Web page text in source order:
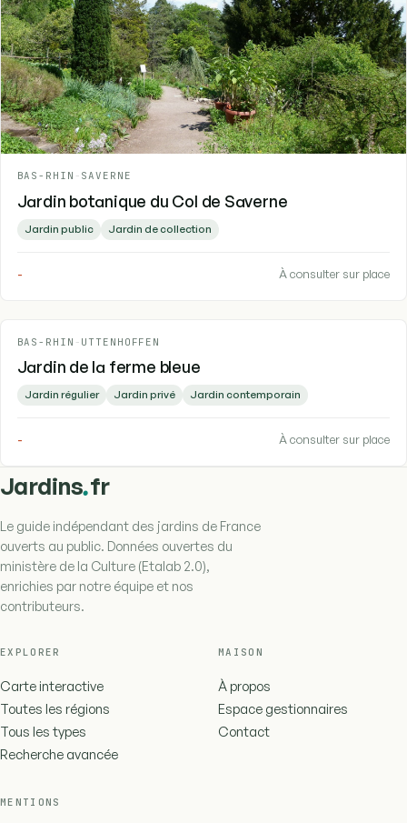
BAS-RHIN - SAVERNE
Jardin botanique du Col de Saverne
Jardin public Jardin de collection
- À consulter sur place
BAS-RHIN - UTTENHOFFEN
Jardin de la ferme bleue
Jardin régulier Jardin privé Jardin contemporain
- À consulter sur place
Jardins.fr
Le guide indépendant des jardins de France
ouverts au public. Données ouvertes du
ministère de la Culture (Etalab 2.0),
enrichies par notre équipe et nos
contributeurs.
EXPLORER
Carte interactive
Toutes les régions
Tous les types
Recherche avancée
MAISON
À propos
Espace gestionnaires
Contact
MENTIONS